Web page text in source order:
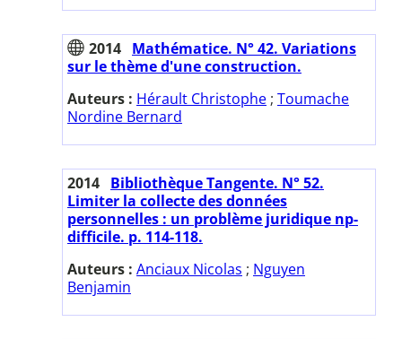
2014 Mathématice. N° 42. Variations
sur le thème d'une construction.
Auteurs : Hérault Christophe ; Toumache
Nordine Bernard
2014 Bibliothèque Tangente. N° 52.
Limiter la collecte des données
personnelles : un problème juridique np-
difficile. p. 114-118.
Auteurs : Anciaux Nicolas ; Nguyen
Benjamin